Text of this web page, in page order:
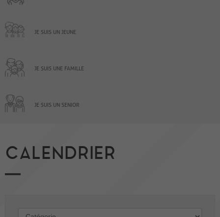
JE SUIS UN JEUNE
JE SUIS UNE FAMILLE
JE SUIS UN SENIOR
CALENDRIER